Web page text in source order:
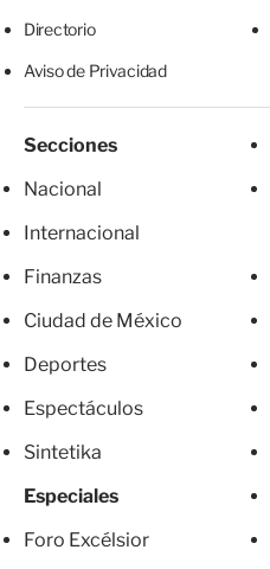
Directorio
Aviso de Privacidad
Secciones
Nacional
Internacional
Finanzas
Ciudad de México
Deportes
Espectáculos
Sintetika
Especiales
Foro Excélsior